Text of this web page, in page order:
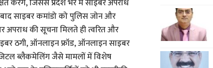
करेंगे, जिससे प्रदेश भर में साइबर अपराध
बाद साइबर कमांडो को पुलिस जोन और
अपराध की सूचना मिलते ही त्वरित और
ठगी, ऑनलाइन फ्रॉड, ऑनलाइन साइबर
ब्लैकमेलिंग जैसे मामलों में विशेष